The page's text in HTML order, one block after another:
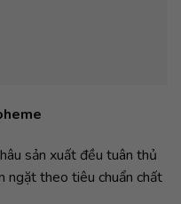
sản xuất đều tuân thủ
ngặt theo tiêu chuẩn chất